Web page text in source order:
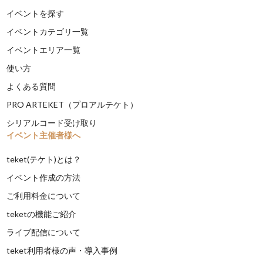
イベントを探す
イベントカテゴリ一覧
イベントエリア一覧
使い方
よくある質問
PRO ARTEKET（プロアルテケト）
シリアルコード受け取り
イベント主催者様へ
teket(テケト)とは？
イベント作成の方法
ご利用料金について
teketの機能ご紹介
ライブ配信について
teket利用者様の声・導入事例